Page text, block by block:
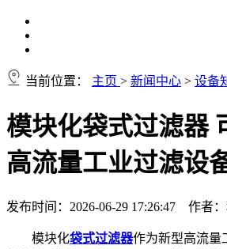
当前位置： 主页 > 新闻中心 > 设备
模块化袋式过滤器
高流量工业过滤设
发布时间：2026-06-29 17:26:47 作者
模块化袋式过滤器作为新型高流量